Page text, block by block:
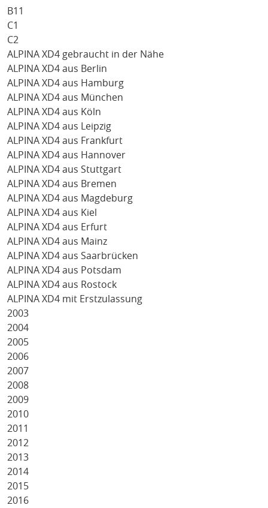
B11
C1
C2
ALPINA XD4 gebraucht in der Nähe
ALPINA XD4 aus Berlin
ALPINA XD4 aus Hamburg
ALPINA XD4 aus München
ALPINA XD4 aus Köln
ALPINA XD4 aus Leipzig
ALPINA XD4 aus Frankfurt
ALPINA XD4 aus Hannover
ALPINA XD4 aus Stuttgart
ALPINA XD4 aus Bremen
ALPINA XD4 aus Magdeburg
ALPINA XD4 aus Kiel
ALPINA XD4 aus Erfurt
ALPINA XD4 aus Mainz
ALPINA XD4 aus Saarbrücken
ALPINA XD4 aus Potsdam
ALPINA XD4 aus Rostock
ALPINA XD4 mit Erstzulassung
2003
2004
2005
2006
2007
2008
2009
2010
2011
2012
2013
2014
2015
2016